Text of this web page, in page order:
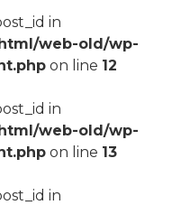
in
web-old/wp-
on line 12
in
web-old/wp-
on line 13
in